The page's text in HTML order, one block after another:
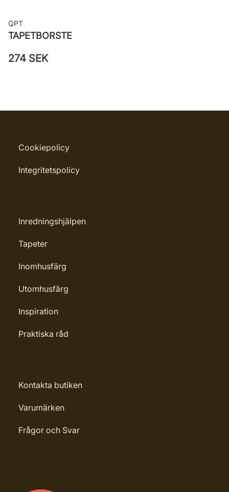
QPT
TAPETBORSTE
274 SEK
Cookiepolicy
Integritetspolicy
Inredningshjälpen
Tapeter
Inomhusfärg
Utomhusfärg
Inspiration
Praktiska råd
Kontakta butiken
Varumärken
Frågor och Svar